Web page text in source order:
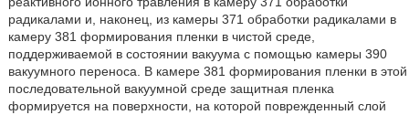
радикалами и, наконец, из камеры 371 обработки радикалами в
камеру 381 формирования пленки в чистой среде,
поддерживаемой в состоянии вакуума с помощью камеры 390
вакуумного переноса. В камере 381 формирования пленки в этой
последовательной вакуумной среде защитная пленка
формируется на поверхности, на которой поврежденный слой